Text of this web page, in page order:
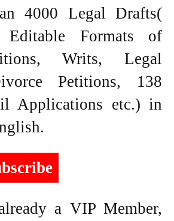
4000 Legal Drafts(
Editable Formats of
Writs, Legal
Petitions, 138
Applications etc.) in
a VIP Member,